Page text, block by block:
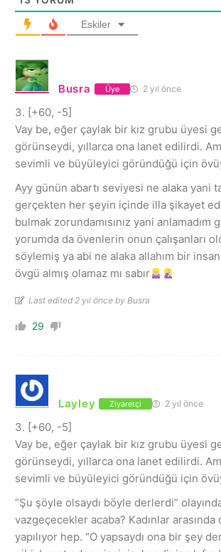
Eskiler
Busra Üye 2 yıl önce
3. [+60, -5]
Vay be, eğer çaylak bir kız grubu üyesi
görünseydi, yıllarca ona lanet edilirdi.
sevimli ve büyüleyici göründüğü için
Ayy günün abartı seviyesi ne alaka yani
gerçekten her şeyin içinde illa şikayet
bulmak zorundamısınız yani anlamadım
yorumda da övenlerin onun çalışanları
söylemiş ya abi ne alaka allahım bir
övgü almış olamaz mı sabır
Last edited 2 yıl önce by Busra
29
Layley Ziyaretçi 2 yıl önce
3. [+60, -5]
Vay be, eğer çaylak bir kız grubu üyesi
görünseydi, yıllarca ona lanet edilirdi.
sevimli ve büyüleyici göründüğü için
“Şu şöyle olsaydı böyle derlerdi”
vazgeçecekler acaba? Kadınlar arasında
yapılıyor hep. “O yapsaydı ona bir şey